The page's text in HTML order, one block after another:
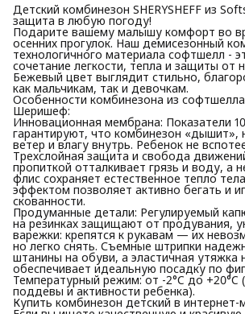
Детский комбинезон SHERYSHEFF из
защита в любую погоду!
​Подарите вашему малышу комфорт во
осенних прогулок. Наш демисезонный
технологичного материала софтшелл -
сочетание легкости, тепла и защиты от
Бежевый цвет выглядит стильно,
как мальчикам, так и девочкам.
Особенности комбинезона из
Шеришеф:
​Инновационная мембрана: Показатели
гарантируют, что комбинезон «дышит»,
ветер и влагу внутрь. Ребенок не
​Трехслойная защита и свобода
пропиткой отталкивает грязь и воду, а
флис сохраняет естественное тепло
эффектом позволяет активно бегать и
скованности.
​Продуманные детали: Регулируемый
на резинках защищают от продувания,
варежки: крепятся к рукавам — их
но легко снять. Съемные штрипки
штанины на обуви, а эластичная утяжка
обеспечивает идеальную посадку по
​Температурный режим: от -2°C до +20°C
поддевы и активности ребенка).
​Купить комбинезон детский в